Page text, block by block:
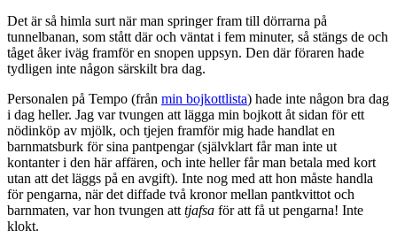
Det är så himla surt när man springer fram till dörrarna på
tunnelbanan, som stått där och väntat i fem minuter, så stängs de och
tåget åker iväg framför en snopen uppsyn. Den där föraren hade
tydligen inte någon särskilt bra dag.
Personalen på Tempo (från min bojkottlista) hade inte någon bra dag
i dag heller. Jag var tvungen att lägga min bojkott åt sidan för ett
nödinköp av mjölk, och tjejen framför mig hade handlat en
barnmatsburk för sina pantpengar (självklart får man inte ut
kontanter i den här affären, och inte heller får man betala med kort
utan att det läggs på en avgift). Inte nog med att hon måste handla
för pengarna, när det diffade två kronor mellan pantkvittot och
barnmaten, var hon tvungen att tjafsa för att få ut pengarna! Inte
klokt.